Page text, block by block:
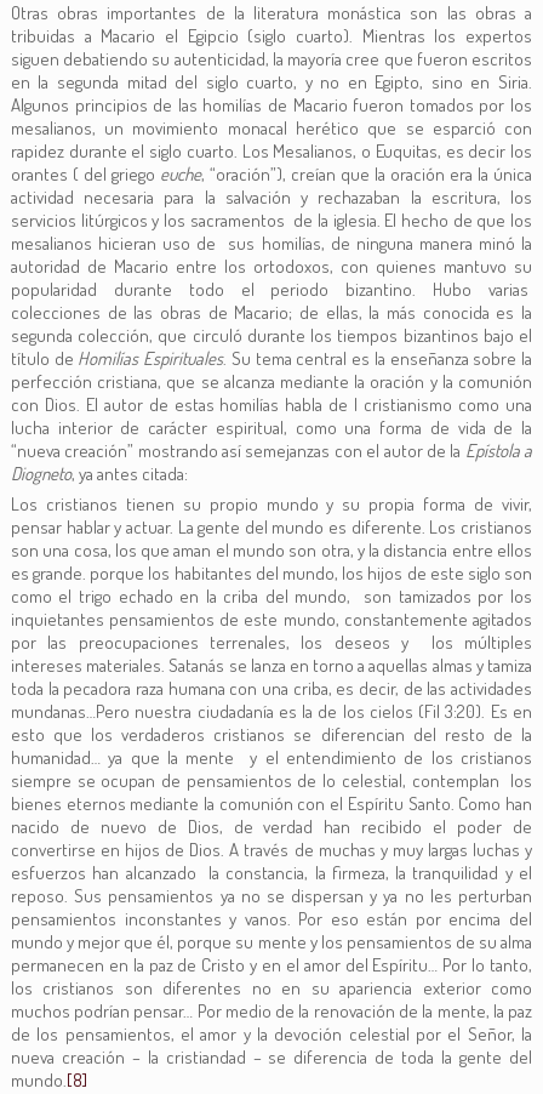
Otras obras importantes de la literatura monástica son las obras a
tribuidas a Macario el Egipcio (siglo cuarto). Mientras los expertos
siguen debatiendo su autenticidad, la mayoría cree que fueron escritos
en la segunda mitad del siglo cuarto, y no en Egipto, sino en Siria.
Algunos principios de las homilías de Macario fueron tomados por los
mesalianos, un movimiento monacal herético que se esparció con
rapidez durante el siglo cuarto. Los Mesalianos, o Euquitas, es decir los
orantes ( del griego euche, “oración”), creían que la oración era la única
actividad necesaria para la salvación y rechazaban la escritura, los
servicios litúrgicos y los sacramentos de la iglesia. El hecho de que los
mesalianos hicieran uso de sus homilías, de ninguna manera minó la
autoridad de Macario entre los ortodoxos, con quienes mantuvo su
popularidad durante todo el periodo bizantino. Hubo varias
colecciones de las obras de Macario; de ellas, la más conocida es la
segunda colección, que circuló durante los tiempos bizantinos bajo el
título de Homilías Espirituales. Su tema central es la enseñanza sobre la
perfección cristiana, que se alcanza mediante la oración y la comunión
con Dios. El autor de estas homilías habla de l cristianismo como una
lucha interior de carácter espiritual, como una forma de vida de la
“nueva creación” mostrando así semejanzas con el autor de la Epístola a
Diogneto, ya antes citada:
Los cristianos tienen su propio mundo y su propia forma de vivir,
pensar hablar y actuar. La gente del mundo es diferente. Los cristianos
son una cosa, los que aman el mundo son otra, y la distancia entre ellos
es grande. porque los habitantes del mundo, los hijos de este siglo son
como el trigo echado en la criba del mundo, son tamizados por los
inquietantes pensamientos de este mundo, constantemente agitados
por las preocupaciones terrenales, los deseos y los múltiples
intereses materiales. Satanás se lanza en torno a aquellas almas y tamiza
toda la pecadora raza humana con una criba, es decir, de las actividades
mundanas…Pero nuestra ciudadanía es la de los cielos (Fil 3:20). Es en
esto que los verdaderos cristianos se diferencian del resto de la
humanidad… ya que la mente y el entendimiento de los cristianos
siempre se ocupan de pensamientos de lo celestial, contemplan los
bienes eternos mediante la comunión con el Espíritu Santo. Como han
nacido de nuevo de Dios, de verdad han recibido el poder de
convertirse en hijos de Dios. A través de muchas y muy largas luchas y
esfuerzos han alcanzado la constancia, la firmeza, la tranquilidad y el
reposo. Sus pensamientos ya no se dispersan y ya no les perturban
pensamientos inconstantes y vanos. Por eso están por encima del
mundo y mejor que él, porque su mente y los pensamientos de su alma
permanecen en la paz de Cristo y en el amor del Espíritu… Por lo tanto,
los cristianos son diferentes no en su apariencia exterior como
muchos podrían pensar… Por medio de la renovación de la mente, la paz
de los pensamientos, el amor y la devoción celestial por el Señor, la
nueva creación – la cristiandad – se diferencia de toda la gente del
mundo.[8]